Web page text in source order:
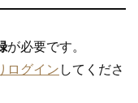
が必要です。
ログイン してくださ